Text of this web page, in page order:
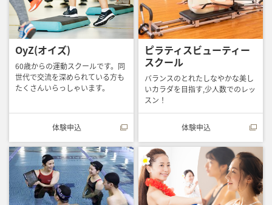
OyZ(オイズ)
60歳からの運動スクールです。同
世代で交流を深められている方も
たくさんいらっしゃいます。
体験申込
ピラティスビューティー
スクール
バランスのとれたしなやかな美し
いカラダを目指す,少人数でのレッ
スン！
体験申込